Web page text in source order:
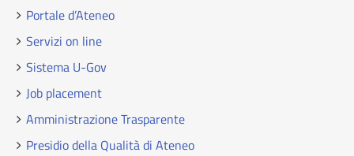
Portale d’Ateneo
Servizi on line
Sistema U-Gov
Job placement
Amministrazione Trasparente
Presidio della Qualità di Ateneo